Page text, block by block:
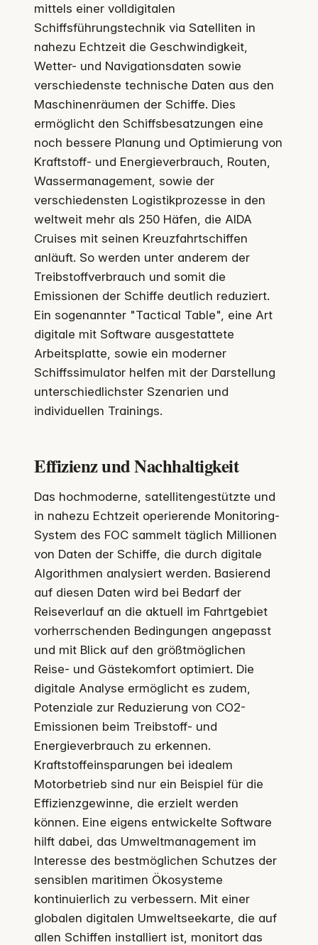
mittels einer volldigitalen
Schiffsführungstechnik via Satelliten in
nahezu Echtzeit die Geschwindigkeit,
Wetter- und Navigationsdaten sowie
verschiedenste technische Daten aus den
Maschinenräumen der Schiffe. Dies
ermöglicht den Schiffsbesatzungen eine
noch bessere Planung und Optimierung von
Kraftstoff- und Energieverbrauch, Routen,
Wassermanagement, sowie der
verschiedensten Logistikprozesse in den
weltweit mehr als 250 Häfen, die AIDA
Cruises mit seinen Kreuzfahrtschiffen
anläuft. So werden unter anderem der
Treibstoffverbrauch und somit die
Emissionen der Schiffe deutlich reduziert.
Ein sogenannter "Tactical Table", eine Art
digitale mit Software ausgestattete
Arbeitsplatte, sowie ein moderner
Schiffssimulator helfen mit der Darstellung
unterschiedlichster Szenarien und
individuellen Trainings.
Effizienz und Nachhaltigkeit
Das hochmoderne, satellitengestützte und
in nahezu Echtzeit operierende Monitoring-
System des FOC sammelt täglich Millionen
von Daten der Schiffe, die durch digitale
Algorithmen analysiert werden. Basierend
auf diesen Daten wird bei Bedarf der
Reiseverlauf an die aktuell im Fahrtgebiet
vorherrschenden Bedingungen angepasst
und mit Blick auf den größtmöglichen
Reise- und Gästekomfort optimiert. Die
digitale Analyse ermöglicht es zudem,
Potenziale zur Reduzierung von CO2-
Emissionen beim Treibstoff- und
Energieverbrauch zu erkennen.
Kraftstoffeinsparungen bei idealem
Motorbetrieb sind nur ein Beispiel für die
Effizienzgewinne, die erzielt werden
können. Eine eigens entwickelte Software
hilft dabei, das Umweltmanagement im
Interesse des bestmöglichen Schutzes der
sensiblen maritimen Ökosysteme
kontinuierlich zu verbessern. Mit einer
globalen digitalen Umweltseekarte, die auf
allen Schiffen installiert ist, monitort das